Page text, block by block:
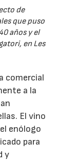
de
que puso
años y el
en Les
comercial
a la
El vino
enólogo
para
y